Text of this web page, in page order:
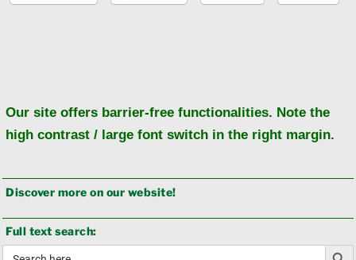
Our site offers barrier-free functionalities. Note the
high contrast / large font switch in the right margin.
Discover more on our website!
Full text search:
Search
Search